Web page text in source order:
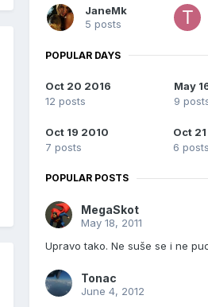
JaneMk
5 posts
POPULAR DAYS
Oct 20 2016
12 posts
May
9
Oct 19 2010
7 posts
Oct
6 posts
POPULAR POSTS
MegaSkot
May 18, 2011
Upravo tako. Ne suše se i ne
Tonac
June 4, 2012